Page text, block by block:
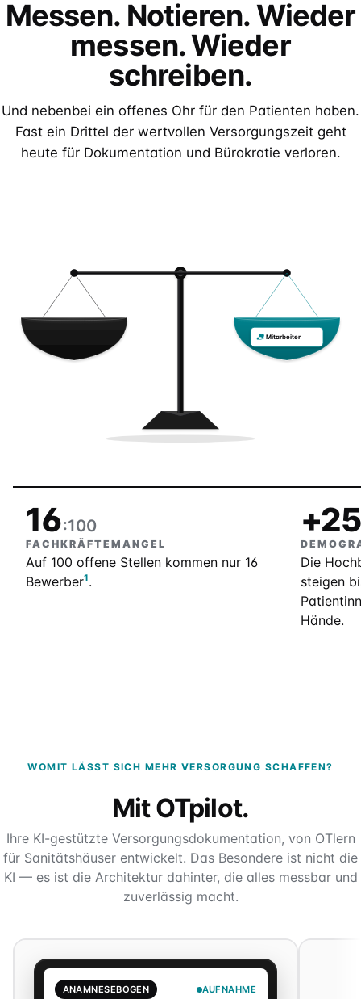
Messen. Notieren. Wieder
messen. Wieder
schreiben.
Und nebenbei ein offenes Ohr für den Patienten haben.
Fast ein Drittel der wertvollen Versorgungszeit geht
heute für Dokumentation und Bürokratie verloren.
Mitarbeiter
16:100
FACHKRÄFTEMANGEL
Auf 100 offene Stellen kommen nur 16
Bewerber1.
+25
Die
steigen
Hände.
WOMIT LÄSST SICH MEHR VERSORGUNG SCHAFFEN?
Mit OTpilot.
Ihre KI-gestützte Versorgungsdokumentation, von OTlern
für Sanitätshäuser entwickelt. Das Besondere ist nicht die
KI — es ist die Architektur dahinter, die alles messbar und
zuverlässig macht.
ANAMNESEBOGEN AUFNAHME